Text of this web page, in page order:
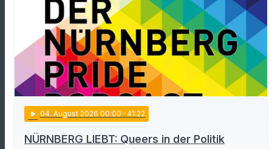
play_arrow 04. August 2026 00:00 · 41:22
NÜRNBERG LIEBT: Queers in der Politik